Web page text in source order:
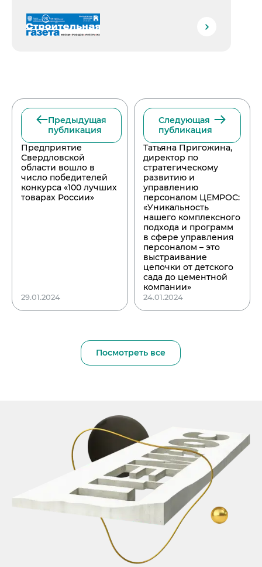
Предыдущая
публикация
Предприятие
Свердловской
области вошло в
число победителей
конкурса «100 лучших
товарах России»
29.01.2024
Следующая
публикация
Татьяна Пригожина,
директор по
стратегическому
развитию и
управлению
персоналом ЦЕМРОС:
«Уникальность
нашего комплексного
подхода и программ
в сфере управления
персоналом – это
выстраивание
цепочки от детского
сада до цементной
компании»
24.01.2024
Посмотреть все